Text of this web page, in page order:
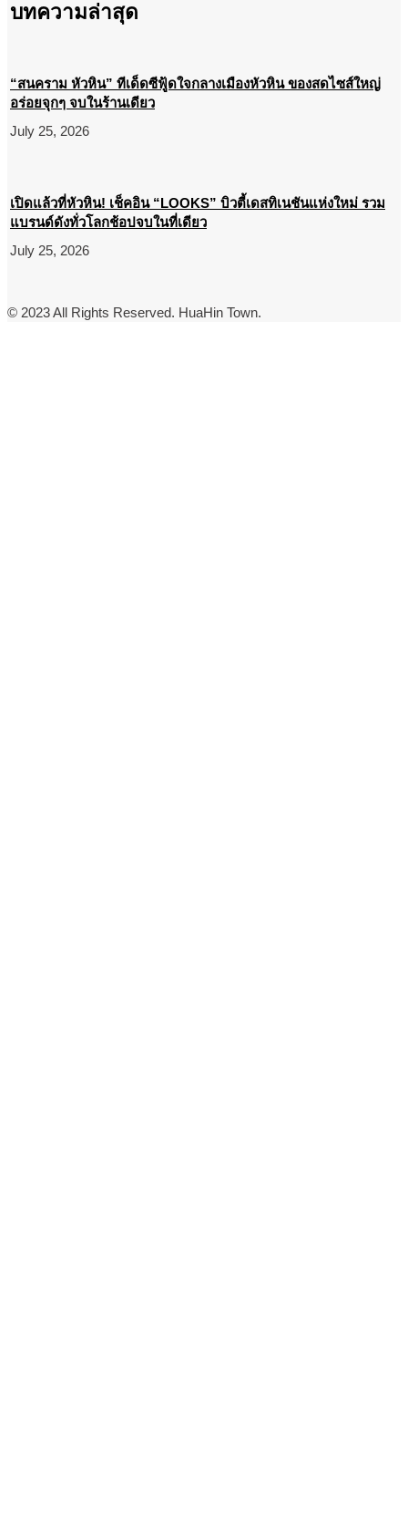
บทความล่าสุด
“สนคราม หัวหิน” ทีเด็ดซีฟู้ดใจกลางเมืองหัวหิน ของสดไซส์ใหญ่
อร่อยจุกๆ จบในร้านเดียว
July 25, 2026
เปิดแล้วที่หัวหิน! เช็คอิน “LOOKS” บิวตี้เดสทิเนชันแห่งใหม่ รวม
แบรนด์ดังทั่วโลกช้อปจบในที่เดียว
July 25, 2026
© 2023 All Rights Reserved. HuaHin Town.